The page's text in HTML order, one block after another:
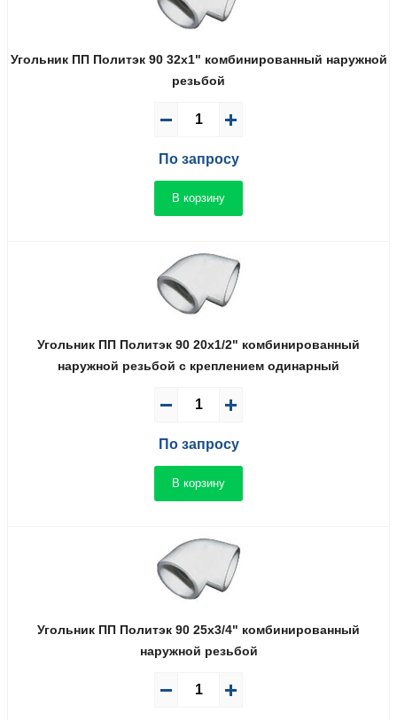
Угольник ПП Политэк 90 32x1" комбинированный наружной
резьбой
По запросу
В корзину
Угольник ПП Политэк 90 20x1/2" комбинированный
наружной резьбой с креплением одинарный
По запросу
В корзину
Угольник ПП Политэк 90 25x3/4" комбинированный
наружной резьбой